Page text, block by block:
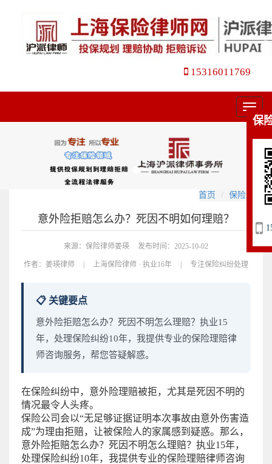
15316011769
菜
单
首页 保险官司
意外险拒赔怎么办？死因不明如何理赔？
来源：保险律师姜瑛 发布时间：2025-10-02
作者： 姜瑛律师 | 上海保险律师 · 执业16年 | 专注保险纠纷处理
📋 关键要点
意外险拒赔怎么办？死因不明怎么理赔？执业15
年，处理保险纠纷10年，我提供专业的保险理赔律
师咨询服务，帮您答疑解惑。
在保险纠纷中，意外险理赔被拒，尤其是死因不明的
情况最令人头疼。
保险公司会以“无足够证据证明本次事故由意外伤害造
成”为理由拒赔，让被保险人的家属感到疑惑。那么，
意外险拒赔怎么办？死因不明怎么理赔？执业15年，
处理保险纠纷10年，我提供专业的保险理赔律师咨询
保